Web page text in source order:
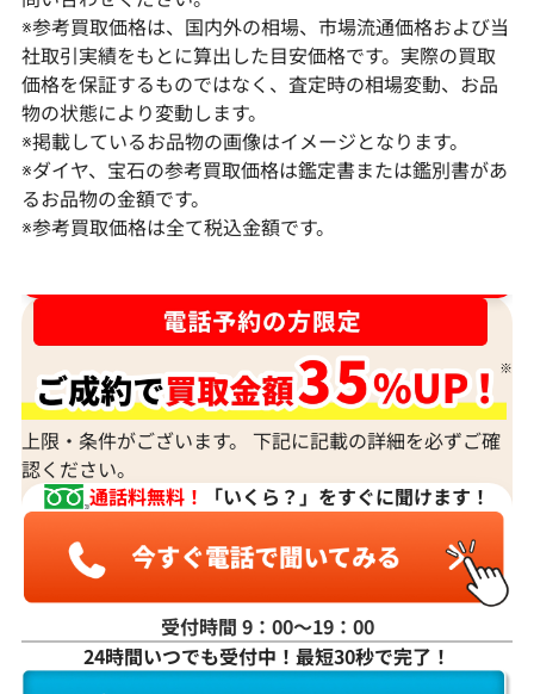
Pt･Pm900 ダイヤモンド ネックレス
17.45ct
参考買取価格
K18 ダイヤモン
K18WG ダイヤモンド ネックレス 3.31ct
K18 ダイヤモン
※参考買取価格は、国内外の相場、市場流通価格および当
社取引実績をもとに算出した目安価格です。実際の買取
価格を保証するものではなく、査定時の相場変動、お品
物の状態により変動します。
※掲載しているお品物の画像はイメージとなります。
※ダイヤ、宝石の参考買取価格は鑑定書または鑑別書があ
るお品物の金額です。
※参考買取価格は全て税込金額です。
上限・条件がございます。 下記に記載の詳細を必ずご確
認ください。
通話料無料！
「いくら？」をすぐに聞けます！
受付時間 9：00〜19：00
24時間いつでも受付中！最短30秒で完了！